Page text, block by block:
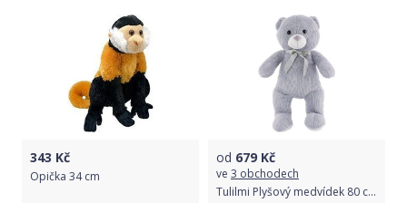
343 Kč
Opička 34 cm
od 679 Kč
ve 3 obchodech
Tulilmi Plyšový medvídek 80 cm - šedý s třpytkami